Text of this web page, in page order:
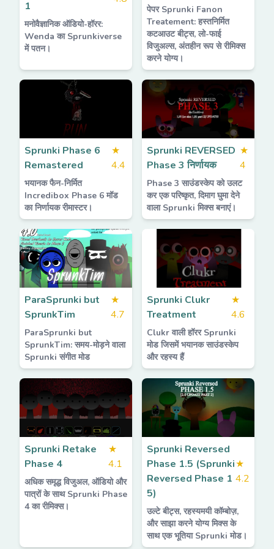
1
मनोवैज्ञानिक ऑडियो-हॉरर:
Wenda का Sprunkiverse
में पतन।
पेपर Sprunki Fanon
Treatement: हस्तनिर्मित
कटआउट बीट्स, लो-फाई
विजुअल्स, अंतहीन रूप से रीमिक्स
करने योग्य।
Sprunki Phase 6
Remastered
★
4.4
भयानक फैन-निर्मित
Incredibox Phase 6 मॉड
का निर्णायक रीमास्टर।
Sprunki REVERSED
Phase 3 निर्णायक
★
4
Phase 3 साउंडस्केप को उलट
कर एक परिष्कृत, दिमाग घुमा देने
वाला Sprunki मिक्स बनाएं।
ParaSprunki but
SprunkTim
★
4.7
ParaSprunki but
SprunkTim: समय-मोड़ने वाला
Sprunki संगीत मोड
Sprunki Clukr
Treatment
★
4.6
Clukr वाली हॉरर Sprunki
मोड जिसमें भयानक साउंडस्केप
और रहस्य हैं
Sprunki Retake
Phase 4
★
4.1
अधिक समृद्ध विजुअल, ऑडियो और
पात्रों के साथ Sprunki Phase
4 का रीमिक्स।
Sprunki Reversed
Phase 1.5 (Sprunki
Reversed Phase 1
5)
★
4.2
उल्टे बीट्स, रहस्यमयी कॉम्बोज़,
और साझा करने योग्य मिक्स के
साथ एक भूतिया Sprunki मोड।